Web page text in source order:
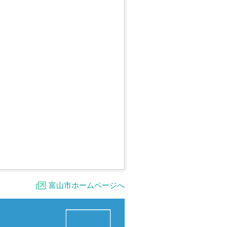
富山市ホームページへ